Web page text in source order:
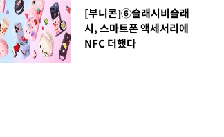
[부니콘]⑥슬래시비슬래
시, 스마트폰 액세서리에
NFC 더했다